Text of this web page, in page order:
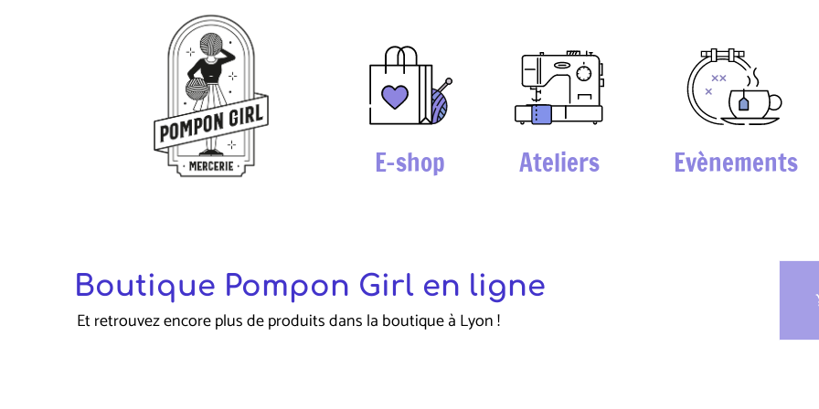
E-shop Ateliers Evènements
Boutique Pompon Girl en ligne
Et retrouvez encore plus de produits dans la boutique à Lyon !